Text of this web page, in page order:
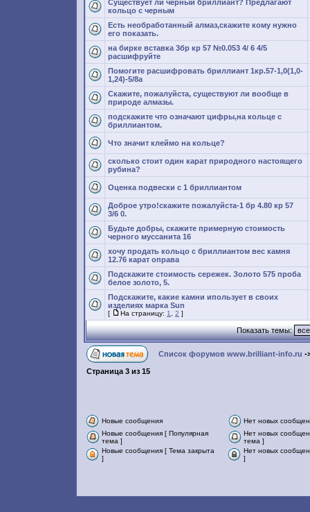
Существует ли черный бриллиант? Предлагают
кольцо с черным
Есть необработанный алмаз,скажите кому нужно
его показать.
на бирке вставка 3бр кр 57 №0.053 4/ 6 4/5
расшифруйте
Помогите расшифровать бриллиант 1кр.57-1,0(1,0-
1,24)-5/8а
Скажите, пожалуйста, существуют ли вообще в
природе алмазы.
подскажите что означают цифры,на кольце с
бриллиантом.
Что значит клеймо на кольце?
сколько стоит один карат природного настоящего
рубина?
Оценка подвески с 1 бриллиантом
Доброе утро!скажите пожалуйста-1 бр 4.80 кр 57
3/6 0.
Будьте добры, скажите примерную стоимость
черного муссанита 16
хочу продать кольцо с бриллиантом вес камня
12.76 карат оправа
Подскажите стоимость сережек. Золото 575 проба
белое золото, 5.
Подскажите, какие камни ипользует в своих
изделиях марка Sun
[ На страницу: 1 2 ]
Показать темы:
Список форумов www.brilliant-info.ru -
Страница 3 из 15
Новые сообщения
Нет новых
Новые сообщения [ Популярная
тема ]
Нет новых
тема ]
Новые сообщения [ Тема закрыта
]
Нет новых
]